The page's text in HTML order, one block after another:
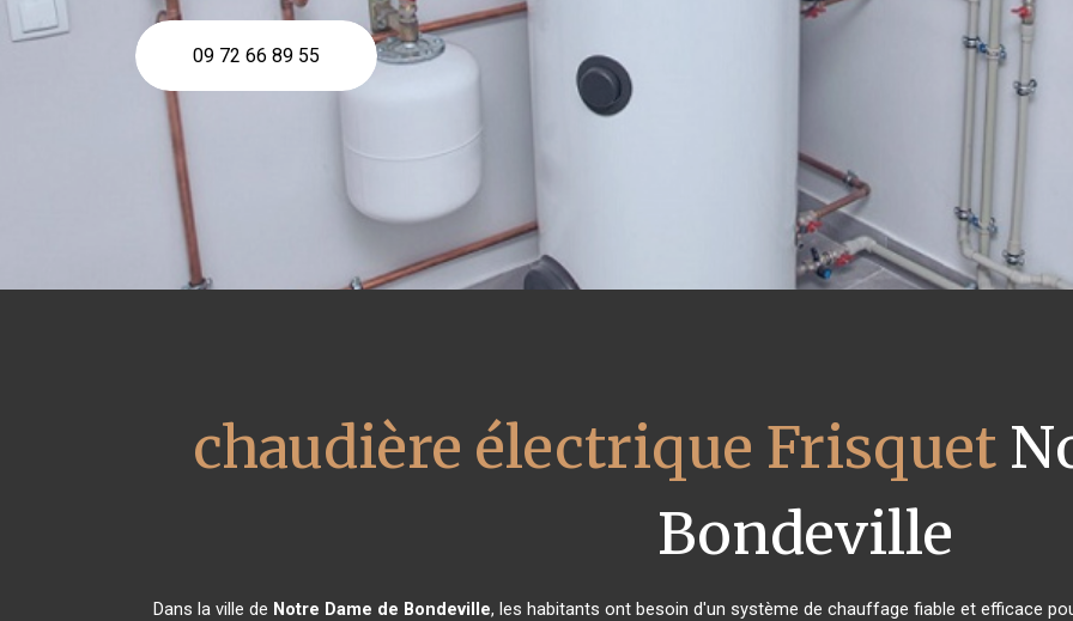
09 72 66 89 55
chaudière électrique Frisquet
Bondeville
Dans la ville de Notre Dame de Bondeville, les habitants ont besoin d'un système de chauffage fiable et efficace